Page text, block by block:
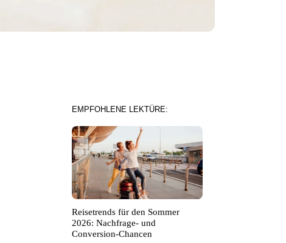
EMPFOHLENE LEKTÜRE:
Reisetrends für den Sommer
2026: Nachfrage- und
Conversion-Chancen